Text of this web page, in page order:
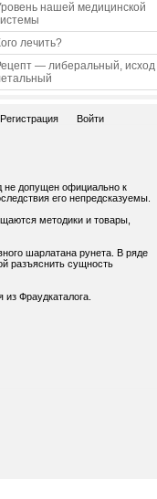
нашей медицинской
лечить?
— либеральный,
Регистрация Войти
не допущен официально к
его непредсказуемы.
методики и товары,
шарлатана рунета. В ряде
разъяснить сущность
Фраудкаталога.